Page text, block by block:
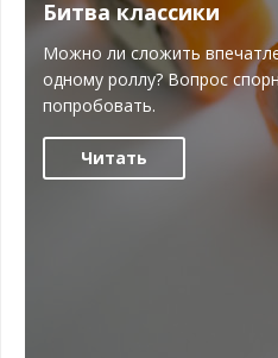
Битва классики
Можно ли сложить
одному роллу? Вопрос
попробовать.
Читать